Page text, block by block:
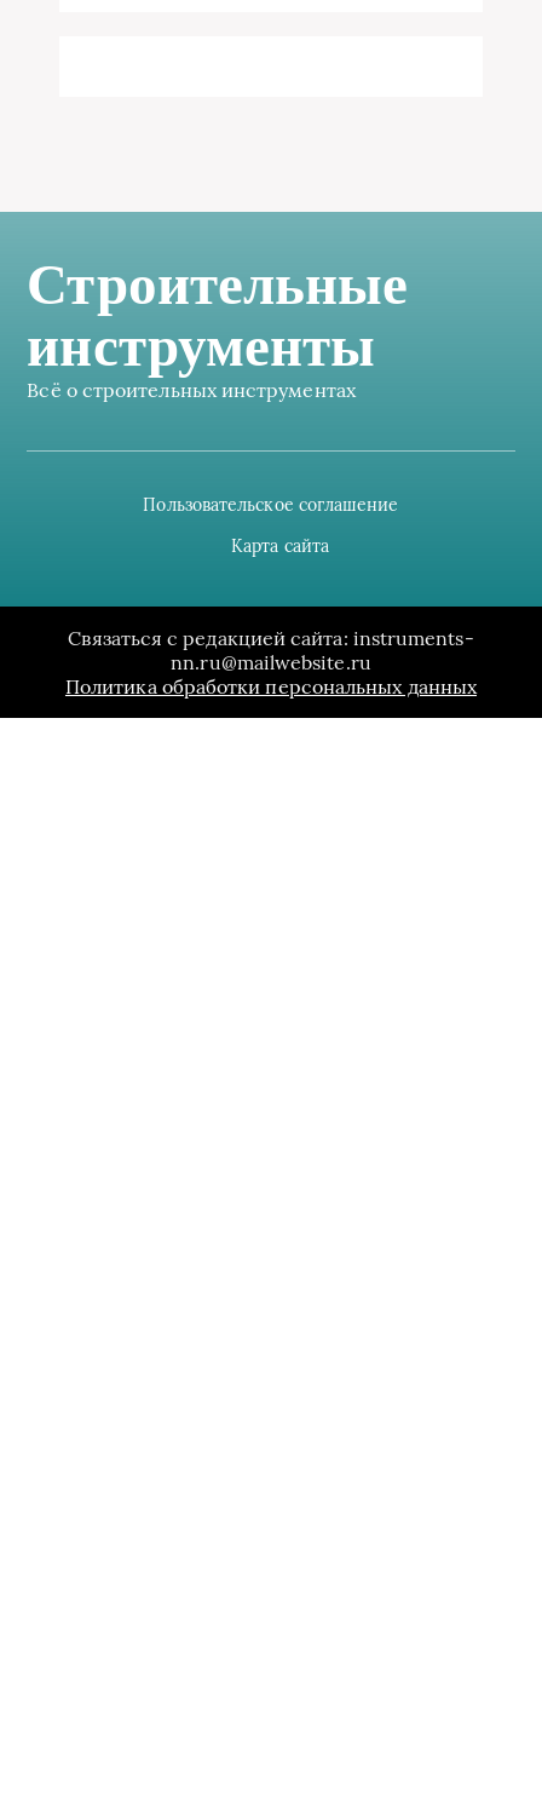
Строительные
инструменты
Всё о строительных инструментах
Пользовательское соглашение
Карта сайта
Связаться с редакцией сайта: instruments-
nn.ru@mailwebsite.ru
Политика обработки персональных данных